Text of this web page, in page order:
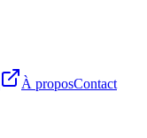
À proposContact